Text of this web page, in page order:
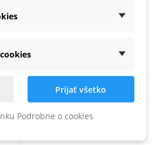
Prijať všetko
Podrobne o cookies